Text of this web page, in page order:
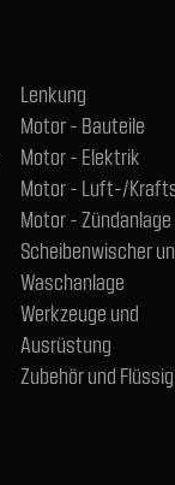
Lenkung
Motor - Bauteile
Motor - Elektrik
Motor - Luft-/
Motor - Zündanlage
Scheibenwischer
Waschanlage
Werkzeuge und
Ausrüstung
Zubehör und